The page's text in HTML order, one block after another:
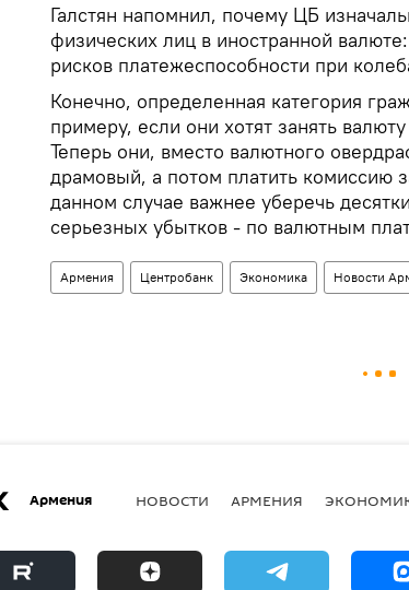
Галстян напомнил, почему ЦБ
физических лиц в иностранной
рисков платежеспособности при
Конечно, определенная категория
примеру, если они хотят занять
Теперь они, вместо валютного
драмовый, а потом платить комиссию
данном случае важнее уберечь
серьезных убытков - по валютным
Армения Центробанк Экономика Новости
Армения НОВОСТИ АРМЕНИЯ